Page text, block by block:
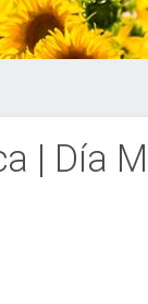
| Día